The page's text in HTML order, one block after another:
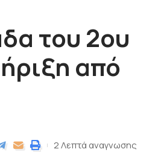
του 2ου
από
2 Λεπτά αναγνωσης